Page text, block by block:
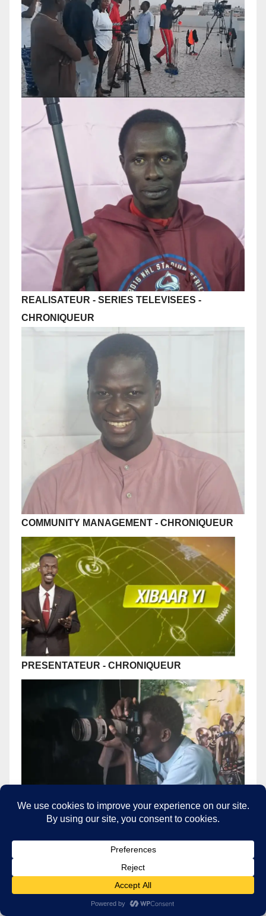
REALISATEUR - SERIES TELEVISEES -
CHRONIQUEUR
COMMUNITY MANAGEMENT - CHRONIQUEUR
PRESENTATEUR - CHRONIQUEUR